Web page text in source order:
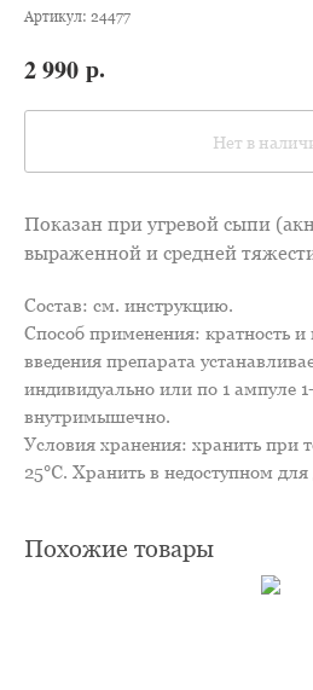
Артикул: 24477
2 990 р.
Нет в
Показан при угревой сыпи
выраженной и средней
Состав: см. инструкцию.
Способ применения: кратность и
введения препарата
индивидуально или по 1 ампуле
внутримышечно.
Условия хранения: хранить при
25℃. Хранить в недоступном для
Похожие товары